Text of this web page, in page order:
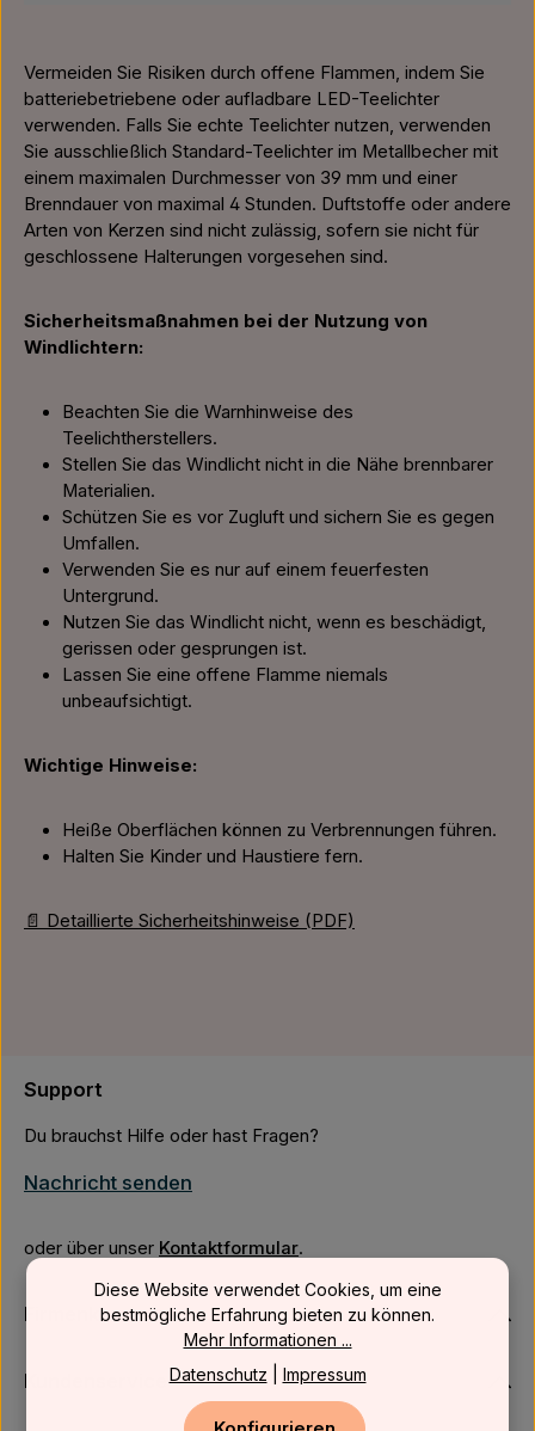
Vermeiden Sie Risiken durch offene Flammen, indem Sie
batteriebetriebene oder aufladbare LED-Teelichter
verwenden. Falls Sie echte Teelichter nutzen, verwenden
Sie ausschließlich Standard-Teelichter im Metallbecher mit
einem maximalen Durchmesser von 39 mm und einer
Brenndauer von maximal 4 Stunden. Duftstoffe oder andere
Arten von Kerzen sind nicht zulässig, sofern sie nicht für
geschlossene Halterungen vorgesehen sind.
Sicherheitsmaßnahmen bei der Nutzung von
Windlichtern:
Beachten Sie die Warnhinweise des
Teelichtherstellers.
Stellen Sie das Windlicht nicht in die Nähe brennbarer
Materialien.
Schützen Sie es vor Zugluft und sichern Sie es gegen
Umfallen.
Verwenden Sie es nur auf einem feuerfesten
Untergrund.
Nutzen Sie das Windlicht nicht, wenn es beschädigt,
gerissen oder gesprungen ist.
Lassen Sie eine offene Flamme niemals
unbeaufsichtigt.
Wichtige Hinweise:
Heiße Oberflächen können zu Verbrennungen führen.
Halten Sie Kinder und Haustiere fern.
📄 Detaillierte Sicherheitshinweise (PDF)
Support
Du brauchst Hilfe oder hast Fragen?
Nachricht senden
oder über unser Kontaktformular.
Firmenkunden
Kundenservice
Diese Website verwendet Cookies, um eine
bestmögliche Erfahrung bieten zu können.
Mehr Informationen ...
Datenschutz
Impressum